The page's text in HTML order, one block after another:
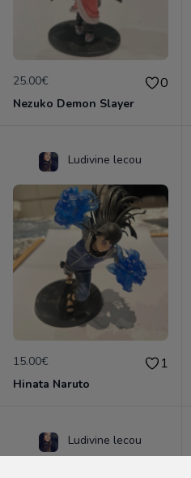
25.00€ 0
Nezuko Demon Slayer
Ludivine lecou
15.00€ 1
Hinata Naruto
Ludivine lecou